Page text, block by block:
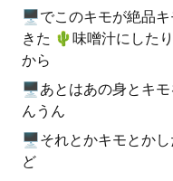
🖥でこのキモが絶品キ
きた 🌵️味噌汁にした
から
🖥あとはあの身とキモ
んうん
🖥それとかキモとかし
ど